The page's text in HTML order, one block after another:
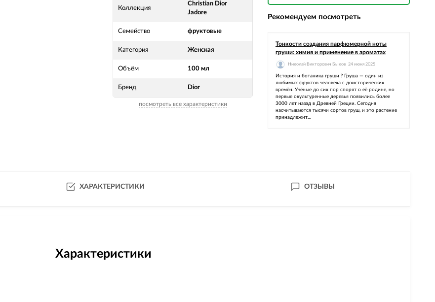
Коллекция
Christian Dior
Jadore
Семейство фруктовые
Категория Женская
Объём 100 мл
Бренд Dior
посмотреть все характеристики
Рекомендуем посмотреть
Тонкости создания парфюмерной ноты
груши: химия и применение в ароматах
Николай Викторович Быков 24 июня 2025
История и ботаника груши ? Груша — один из
любимых фруктов человека с доисторических
времён. Учёные до сих пор спорят о её родине, но
первые окультуренные деревья появились более
3000 лет назад в Древней Греции. Сегодня
насчитываются тысячи сортов груш, и это растение
принадлежит...
ХАРАКТЕРИСТИКИ ОТЗЫВЫ
Характеристики